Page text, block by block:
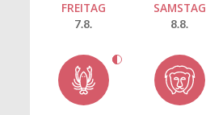
FREITAG
7.8.
SAMSTAG
8.8.